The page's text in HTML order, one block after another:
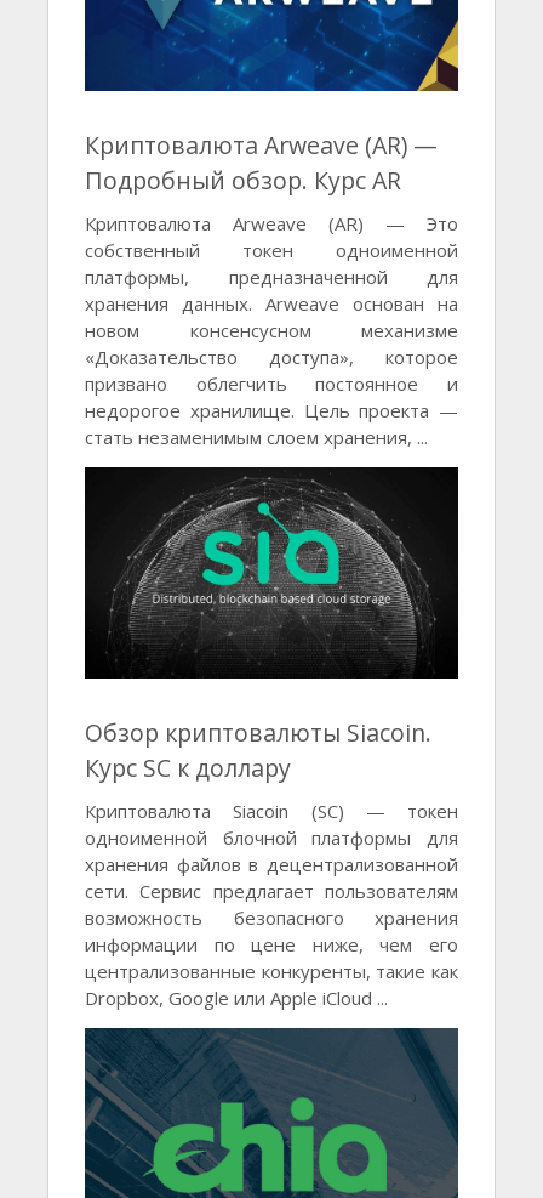
Криптовалюта Arweave (AR) —
Подробный обзор. Курс AR
Криптовалюта Arweave (AR) — Это
собственный токен одноименной
платформы, предназначенной для
хранения данных. Arweave основан на
новом консенсусном механизме
«Доказательство доступа», которое
призвано облегчить постоянное и
недорогое хранилище. Цель проекта —
стать незаменимым слоем хранения, ...
Обзор криптовалюты Siacoin.
Курс SC к доллару
Криптовалюта Siacoin (SC) — токен
одноименной блочной платформы для
хранения файлов в децентрализованной
сети. Сервис предлагает пользователям
возможность безопасного хранения
информации по цене ниже, чем его
централизованные конкуренты, такие как
Dropbox, Google или Apple iCloud ...